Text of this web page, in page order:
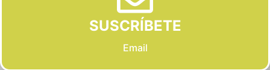
SUSCRÍBETE
Email